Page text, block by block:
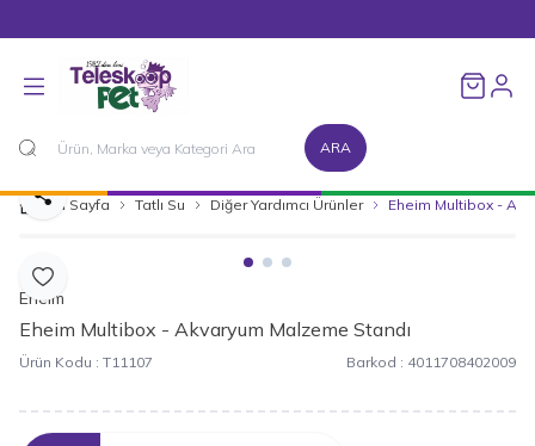
ARA
Ana Sayfa Tatlı Su Diğer Yardımcı Ürünler Eheim Multibox -
Favoriye Ekle
Paylaş
Eheim
Eheim Multibox - Akvaryum Malzeme Standı
Ürün Kodu : T11107 Barkod : 4011708402009